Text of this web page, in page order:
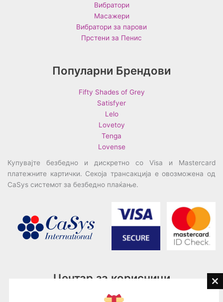
Вибратори
Масажери
Вибратори за парови
Прстени за Пенис
Популарни Брендови
Fifty Shades of Grey
Satisfyer
Lelo
Lovetoy
Tenga
Lovense
Купувајте безбедно и дискретно со Visa и Mastercard
платежните картички. Секоја трансакција е овозможена од
CaSys системот за безбедно плаќање.
Центар за корисници
076945497; 076945498